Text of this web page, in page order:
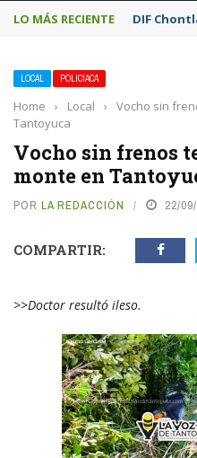
LO MÁS RECIENTE
LOCAL POLICIACA
Home › Local ›
Vocho sin
Tantoyuca
Vocho sin frenos
monte en
POR LA REDACCIÓN 22/
COMPARTIR:
>>Doctor resultó ileso.